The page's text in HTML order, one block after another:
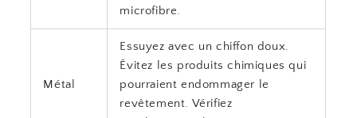
microfibre.
Métal
Essuyez avec un chiffon doux.
Évitez les produits chimiques qui
pourraient endommager le
revêtement. Vérifiez